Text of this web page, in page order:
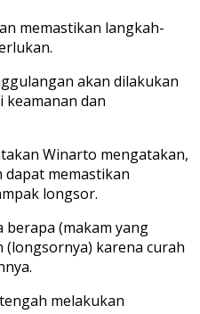
memastikan langkah-
akan dilakukan
keamanan dan
Winarto mengatakan,
dapat memastikan
longsor.
berapa (makam yang
(longsornya) karena curah
melakukan